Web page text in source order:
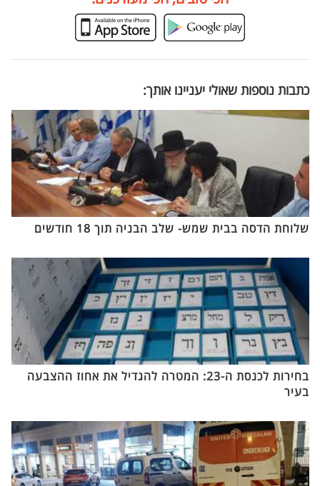
כתבות נוספות שאולי יעניינו אותך:
שלוחת הדסה בבית שמש- שלב הבניה תוך 18 חודשים
בחירות לכנסת ה-23: המטרה להגדיל את אחוז ההצבעה
בעיר